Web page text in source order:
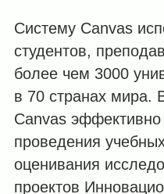
Систему Canvas
студентов,
более чем 3000
в 70 странах мира.
Canvas
проведения
оценивания
проектов